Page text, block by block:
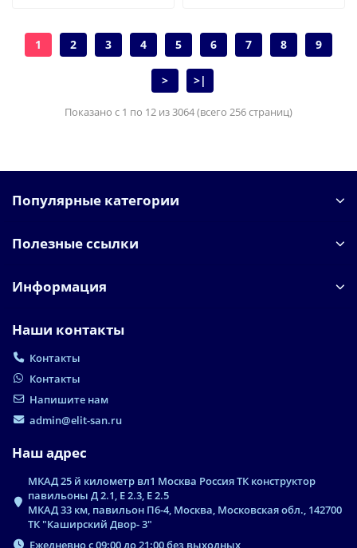
1 2 3 4 5 6 7 8 9
> >|
Показано с 1 по 12 из 3064 (всего 256 страниц)
Популярные категории
Полезные ссылки
Информация
Наши контакты
Контакты
Контакты
Напишите нам
admin@elit-san.ru
Наш адрес
МКАД 25 й километр вл1 Москва Россия ТК конструктор
павильоны Д 2.1, Е 2.3, Е 2.5
МКАД 33 км, павильон П6-4, Москва, Московская обл., 142700
ТК "Каширский Двор- 3"
Ежедневно с 09:00 до 21:00 без выходных